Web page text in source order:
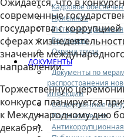
Кадровое
Приемная
Интернет-приемная
Регламент
Охрана труда
ДОКУМЕНТЫ
Документы по
распространения
инфекции
Общественные
Постановления
Антикоррупционная
современные
государства с
сферах
значение
направлении.
Торжественную
конкурса планируется
к Международному дню
декабря).